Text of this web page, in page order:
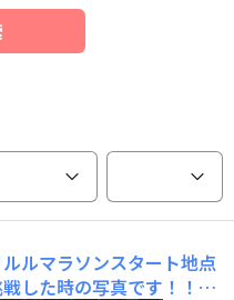
ルマラソンスタート地点
した時の写真です！！緊